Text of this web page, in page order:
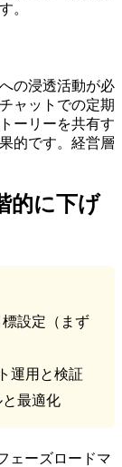
。
の浸透活動が必
ャットでの定期
ーリーを共有す
的です。経営層
的に下げ
標設定（まず
運用と検証
と最適化